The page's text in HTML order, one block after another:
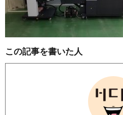
この記事を書いた人